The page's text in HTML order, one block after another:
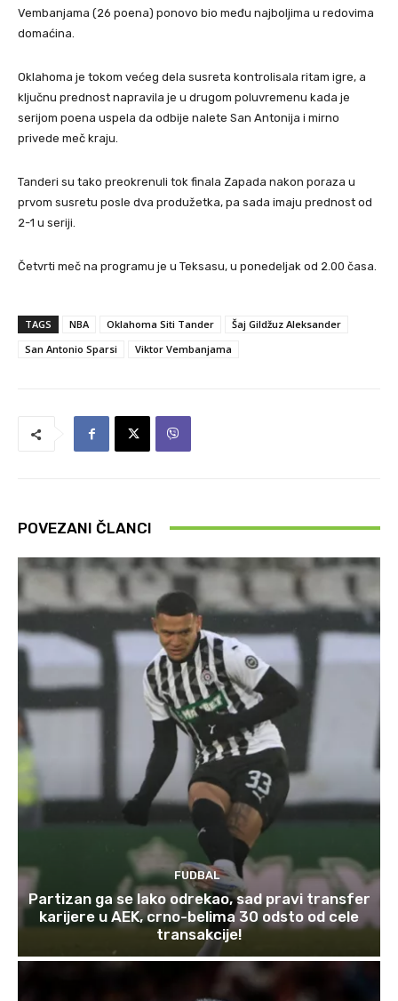
Vembanjama (26 poena) ponovo bio među najboljima u redovima
domaćina.
Oklahoma je tokom većeg dela susreta kontrolisala ritam igre, a
ključnu prednost napravila je u drugom poluvremenu kada je
serijom poena uspela da odbije nalete San Antonija i mirno
privede meč kraju.
Tanderi su tako preokrenuli tok finala Zapada nakon poraza u
prvom susretu posle dva produžetka, pa sada imaju prednost od
2-1 u seriji.
Četvrti meč na programu je u Teksasu, u ponedeljak od 2.00 časa.
TAGS NBA Oklahoma Siti Tander
Šaj Gildžuz Aleksander
San Antonio Sparsi
Viktor Vembanjama
POVEZANI ČLANCI
FUDBAL
Partizan ga se lako odrekao, sad pravi transfer
karijere u AEK, crno-belima 30 odsto od cele
transakcije!